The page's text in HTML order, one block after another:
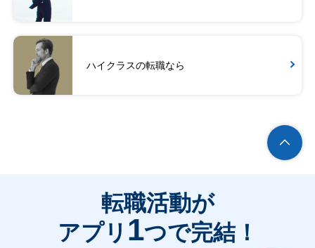
ハイクラスの転職なら
転職活動が
アプリ 1つで完結！